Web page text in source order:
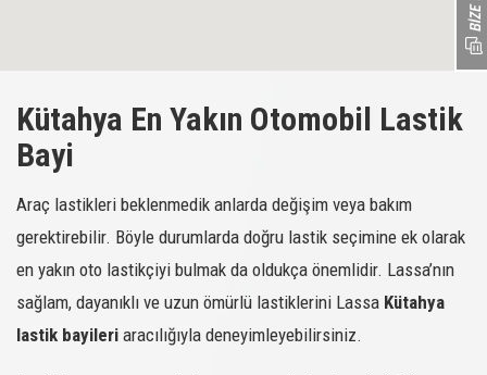
Kütahya En Yakın Otomobil Lastik
Bayi
Araç lastikleri beklenmedik anlarda değişim veya bakım
gerektirebilir. Böyle durumlarda doğru lastik seçimine ek olarak
en yakın oto lastikçiyi bulmak da oldukça önemlidir. Lassa’nın
sağlam, dayanıklı ve uzun ömürlü lastiklerini Lassa Kütahya
lastik bayileri aracılığıyla deneyimleyebilirsiniz.